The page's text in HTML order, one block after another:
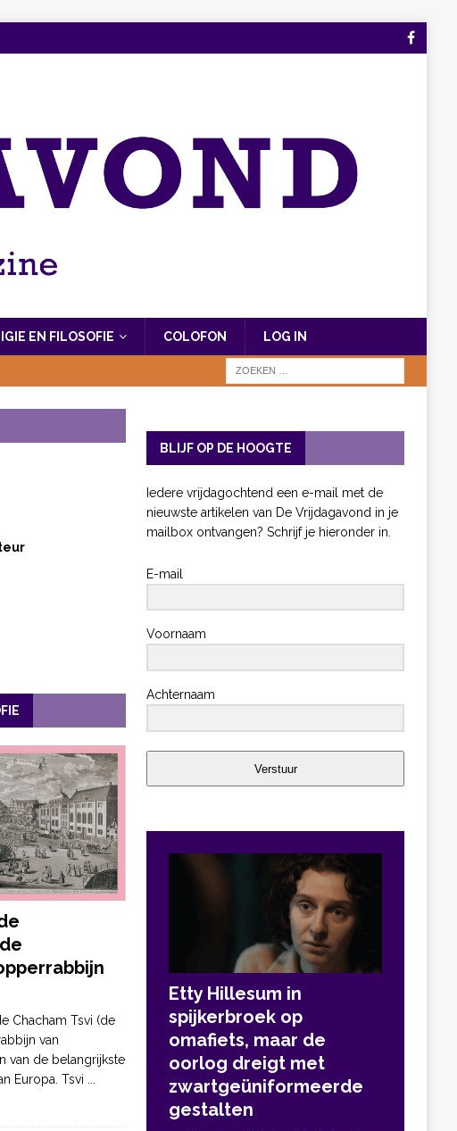
EN FILOSOFIE COLOFON LOG IN
Chacham Tsvi (de
van
van de belangrijkste
Europa. Tsvi
BLIJF OP DE HOOGTE
Iedere vrijdagochtend een e-mail met de
nieuwste artikelen van De Vrijdagavond in je
mailbox ontvangen? Schrijf je hieronder in.
E-mail
Voornaam
Achternaam
Verstuur
Etty Hillesum in
spijkerbroek op
omafiets, maar de
oorlog dreigt met
zwartgeüniformeerde
gestalten